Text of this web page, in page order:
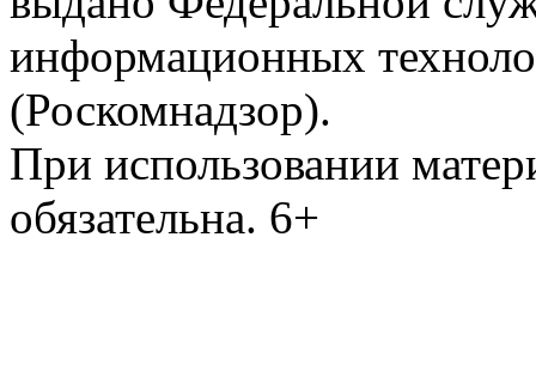
информационных
(Роскомнадзор).
При использовании
обязательна. 6+